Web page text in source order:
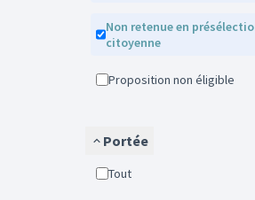
Non retenue en présélection
citoyenne
Proposition non éligible
Portée
Tout